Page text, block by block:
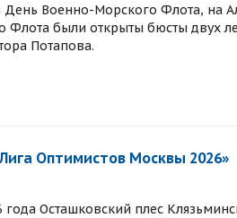
День Военно-Морского Флота, на
Флота были открыты бюсты двух
Потапова.
Оптимистов Москвы 2026»
года Осташковский плес